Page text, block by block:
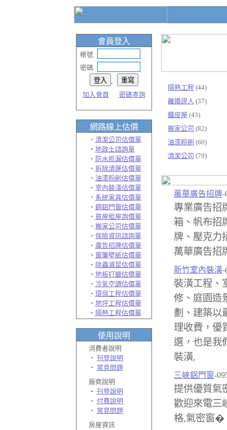
會員登入
帳號
密碼
加入會員 密碼查詢
網路線上估價
‧ 清潔公司估價單
‧ 地政士諮詢單
‧ 防水抓漏估價單
‧ 拆除清運估價單
‧ 油漆粉刷估價單
‧ 室內裝潢估價單
‧ 系統家具估價單
‧ 鋼鋁門窗估價單
‧ 買屋租屋詢價單
‧ 搬家公司估價單
‧ 保險資訊諮詢單
‧ 廣告招牌估價單
‧ 窗簾壁紙估價單
‧ 除蟲滅鼠估價單
‧ 地板打蠟估價單
‧ 冷氣空調估價單
‧ 環保工程估價單
‧ 地坪工程估價單
‧ 隔熱工程估價單
使用說明
消費者說明
‧ 刊登說明
‧ 常見問題
廠商說明
‧ 刊登說明
‧ 付費說明
‧ 常見問題
房屋資訊
隔熱工程 (44)
離婚證人 (37)
鐵皮屋 (43)
搬家公司 (82)
油漆粉刷 (60)
清潔公司 (79)
萬華廣告招牌-
專業廣告招
箱、帆布招
牌、壓克力
萬華廣告招
新竹室內裝潢-
裝潢工程、
修、庭園造
劃、建築以
理收費，優
選，也是我
裝潢,
三峽鋁門窗-
提供優質氣
歡迎來電三
格,氣密窗�